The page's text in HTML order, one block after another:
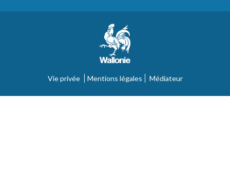
Vie privée Mentions légales Médiateur